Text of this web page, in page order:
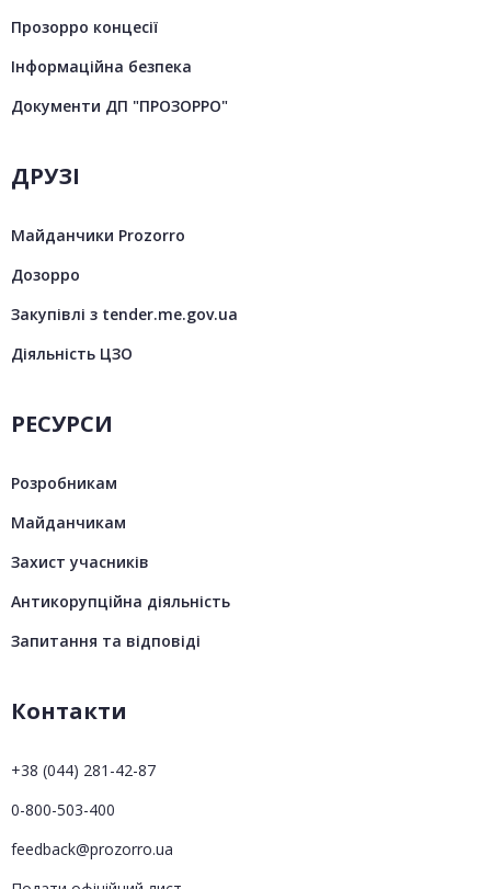
Прозорро концесії
Інформаційна безпека
Документи ДП "ПРОЗОРРО"
ДРУЗІ
Майданчики Prozorro
Дозорро
Закупівлі з tender.me.gov.ua
Діяльність ЦЗО
РЕСУРСИ
Розробникам
Майданчикам
Захист учасників
Антикорупційна діяльність
Запитання та відповіді
Контакти
+38 (044) 281-42-87
0-800-503-400
feedback@prozorro.ua